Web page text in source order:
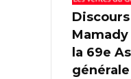
la 69e